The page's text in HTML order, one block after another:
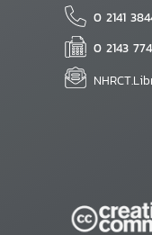
0 2141
0 2143